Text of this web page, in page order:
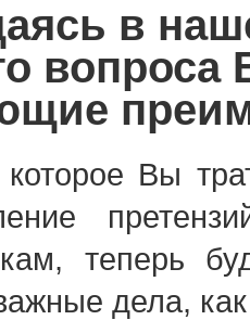
в
вопроса
Вы
теперь
дела,